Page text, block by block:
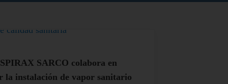
SARCO colabora en
la instalación de vapor sanitario